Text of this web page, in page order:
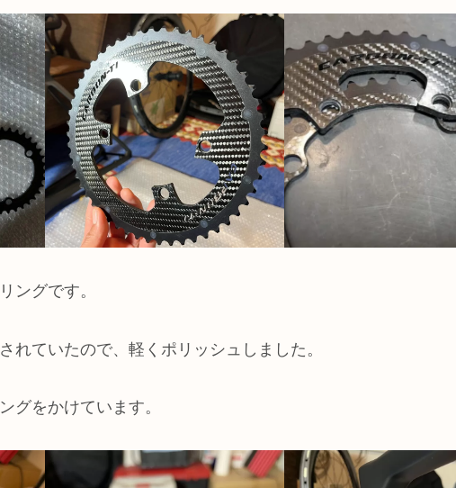
ングです。
れていたので、軽くポリッシュしました。
グをかけています。